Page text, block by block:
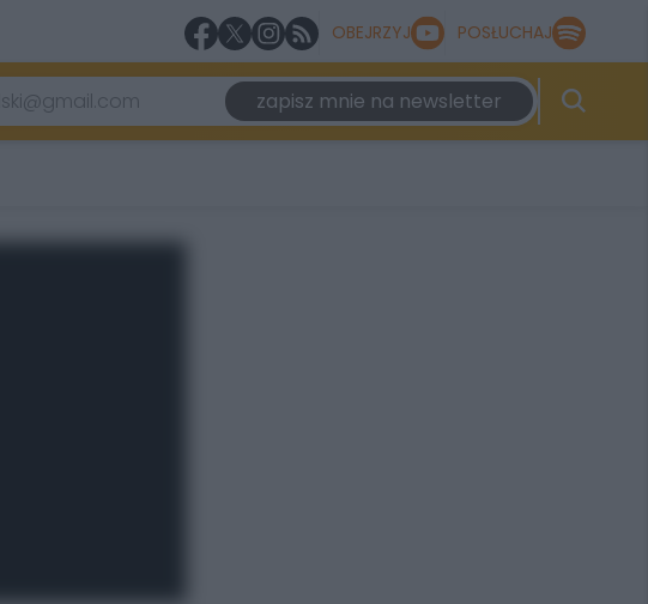
OBEJRZYJ POSŁUCHAJ
zapisz mnie na newsletter